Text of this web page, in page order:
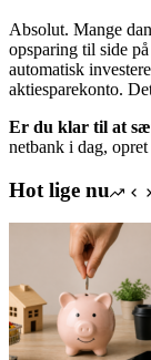
Absolut. Mange
opsparing til side
automatisk
aktiesparekonto.
Er du klar til at
netbank i dag,
Hot lige nu